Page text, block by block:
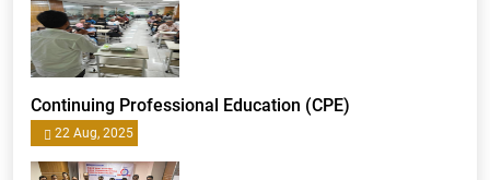
Continuing Professional Education (CPE)
22 Aug, 2025